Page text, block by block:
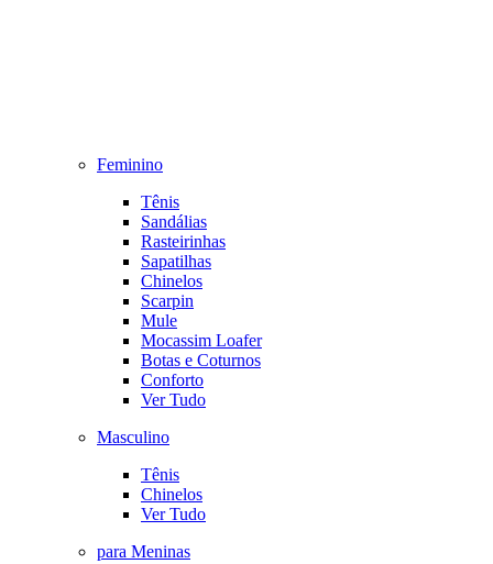
Feminino
Tênis
Sandálias
Rasteirinhas
Sapatilhas
Chinelos
Scarpin
Mule
Mocassim Loafer
Botas e Coturnos
Conforto
Ver Tudo
Masculino
Tênis
Chinelos
Ver Tudo
para Meninas